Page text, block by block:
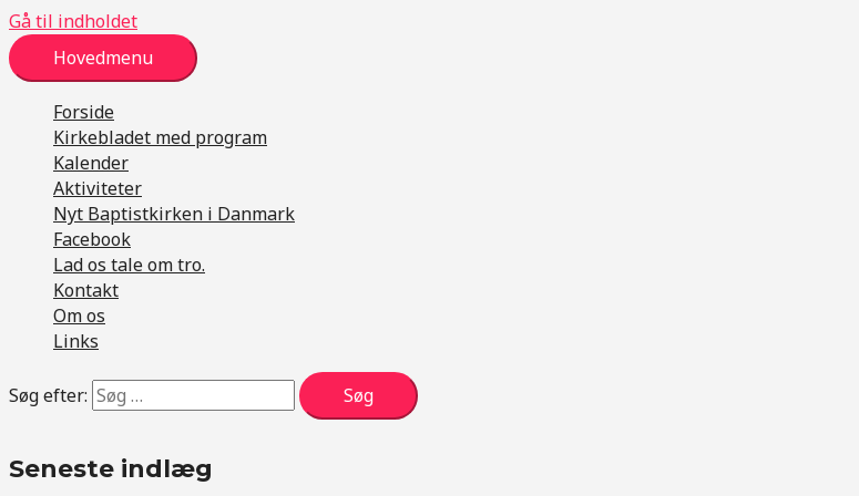
Gå til indholdet
Hovedmenu
Forside
Kirkebladet med program
Kalender
Aktiviteter
Nyt Baptistkirken i Danmark
Facebook
Lad os tale om tro.
Kontakt
Om os
Links
Søg efter:
Seneste indlæg